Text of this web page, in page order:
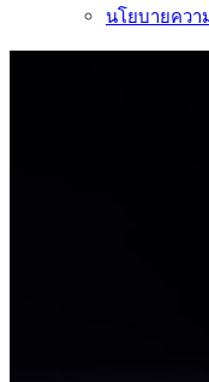
นโยบายควา